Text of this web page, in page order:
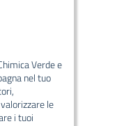
Verde e
nel tuo
le
i tuoi